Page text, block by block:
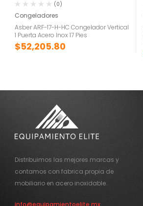
(0)
Congeladores
Asber ARF-17-H-HC Congelador Vertical
1 Puerta Acero Inox 17 Pies
$52,205.80
Distribuimos las mejores marcas y
contamos con fabrica propia de
mobiliario en acero inoxidable.
info@equipamientoelite.mx